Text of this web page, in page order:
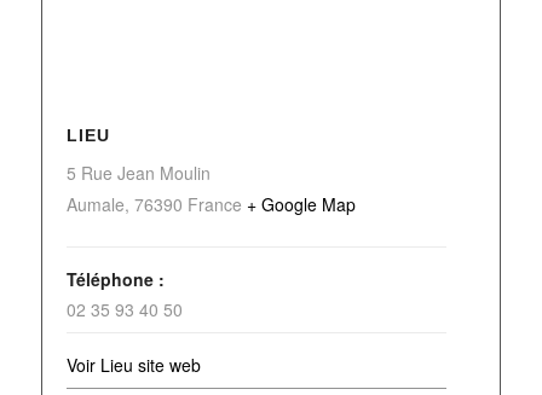
LIEU
5 Rue Jean Moulin
Aumale, 76390 France + Google Map
Téléphone :
02 35 93 40 50
Voir Lieu site web